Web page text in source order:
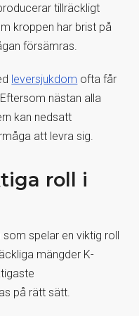
tillräckligt
kroppen har brist på
försämras.
leversjukdom ofta får
nästan alla
kan nedsatt
att levra sig.
roll i
spelar en viktig roll
mängder K-
på rätt sätt.